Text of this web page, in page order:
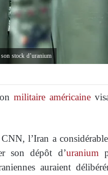
stock d’uranium
militaire américaine
l’Iran a
son dépôt d’uranium
auraient